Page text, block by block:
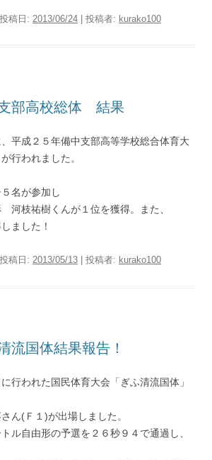
稿日: 2013/06/24 | 投稿者: kurako100
部高校総体 結果
平成２５年備中支部高等学校総合体育大
行われました。
名が参加し
河枝祐樹くんが１位を獲得。また、
ました！
稿日: 2013/05/13 | 投稿者: kurako100
国体結果報告！
行われた国民体育大会「ぎふ清流国体」
ん(Ｆ１)が出場しました。
ル自由形の予選を２６秒９４で通過し、